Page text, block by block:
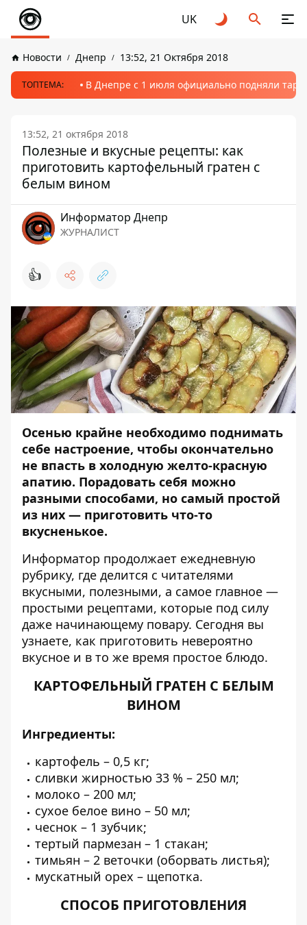
UK
Новости Днепр 13:52, 21 Октября 2018
ТОПТЕМА: В Днепре с 1 июля официально подняли
13:52, 21 октября 2018
Полезные и вкусные рецепты: как
приготовить картофельный гратен с
белым вином
Информатор Днепр
ЖУРНАЛИСТ
👍
Осенью крайне необходимо поднимать
себе настроение, чтобы окончательно
не впасть в холодную желто-красную
апатию. Порадовать себя можно
разными способами, но самый простой
из них — приготовить что-то
вкусненькое.
Информатор продолжает ежедневную
рубрику, где делится с читателями
вкусными, полезными, а самое главное —
простыми рецептами, которые под силу
даже начинающему повару. Сегодня вы
узнаете, как приготовить невероятно
вкусное и в то же время простое блюдо.
КАРТОФЕЛЬНЫЙ ГРАТЕН С БЕЛЫМ
ВИНОМ
Ингредиенты:
картофель – 0,5 кг;
сливки жирностью 33 % – 250 мл;
молоко – 200 мл;
сухое белое вино – 50 мл;
чеснок – 1 зубчик;
тертый пармезан – 1 стакан;
тимьян – 2 веточки (оборвать листья);
мускатный орех – щепотка.
СПОСОБ ПРИГОТОВЛЕНИЯ